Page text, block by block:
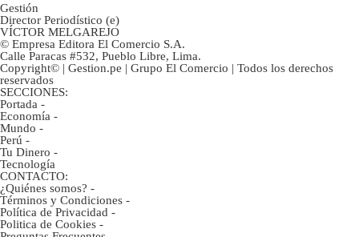
Gestión
Director Periodístico (e)
VÍCTOR MELGAREJO
© Empresa Editora El Comercio S.A.
Calle Paracas #532, Pueblo Libre, Lima.
Copyright© | Gestion.pe | Grupo El Comercio | Todos los derechos
reservados
SECCIONES:
Portada -
Economía -
Mundo -
Perú -
Tu Dinero -
Tecnología
CONTACTO:
¿Quiénes somos? -
Términos y Condiciones -
Política de Privacidad -
Politica de Cookies -